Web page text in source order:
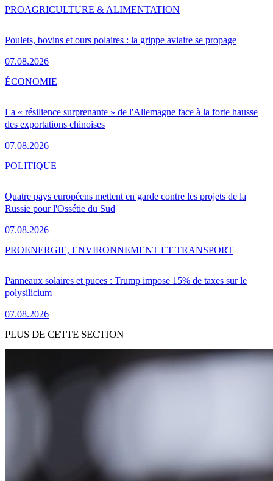
Poulets, bovins et ours polaires : la grippe aviaire se propage
07.08.2026
PROAGRICULTURE & ALIMENTATION
La « résilience surprenante » de l'Allemagne face à la forte hausse
des exportations chinoises
07.08.2026
ÉCONOMIE
Quatre pays européens mettent en garde contre les projets de la
Russie pour l'Ossétie du Sud
07.08.2026
POLITIQUE
Panneaux solaires et puces : Trump impose 15% de taxes sur le
polysilicium
07.08.2026
PROENERGIE, ENVIRONNEMENT ET TRANSPORT
PLUS DE CETTE SECTION